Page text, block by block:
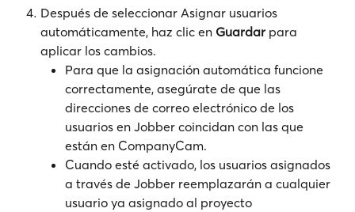
Después de seleccionar Asignar usuarios
automáticamente, haz clic en Guardar para
aplicar los cambios.
Para que la asignación automática funcione
correctamente, asegúrate de que las
direcciones de correo electrónico de los
usuarios en Jobber coincidan con las que
están en CompanyCam.
Cuando esté activado, los usuarios asignados
a través de Jobber reemplazarán a cualquier
usuario ya asignado al proyecto